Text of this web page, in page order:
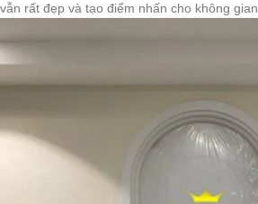
vẫn rất đẹp và tạo điểm nhấn cho không gian.